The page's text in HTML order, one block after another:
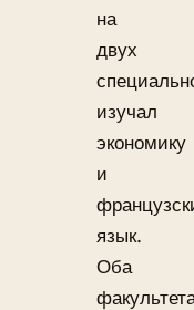
на
двух
изучал
экономику
и
язык.
Оба